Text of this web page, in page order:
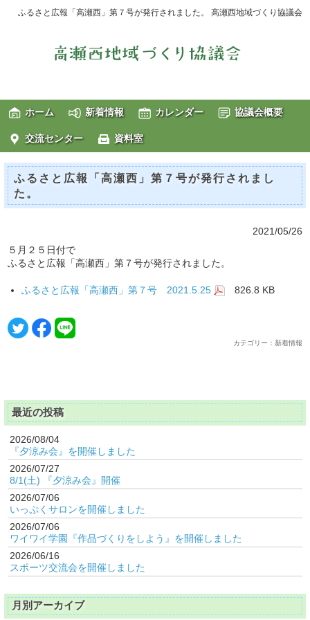
ふるさと広報「高瀬西」第７号が発行されました。 高瀬西地域づくり協議会
ホーム 新着情報 カレンダー 協議会概要
交流センター 資料室
ふるさと広報「高瀬西」第７号が発行されまし
た。
2021/05/26
５月２５日付で
ふるさと広報「高瀬西」第７号が発行されました。
ふるさと広報「高瀬西」第７号 2021.5.25 826.8 KB
カテゴリー：新着情報
最近の投稿
2026/08/04
『夕涼み会』を開催しました
2026/07/27
8/1(土) 『夕涼み会』開催
2026/07/06
いっぷくサロンを開催しました
2026/07/06
ワイワイ学園『作品づくりをしよう』を開催しました
2026/06/16
スポーツ交流会を開催しました
月別アーカイブ